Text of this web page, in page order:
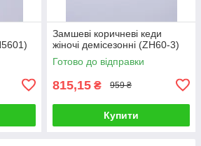
Замшеві коричневі кеди
жіночі демісезонні (ZH60-3)
Готово до відправки
815,15 ₴ 959 ₴
Купити